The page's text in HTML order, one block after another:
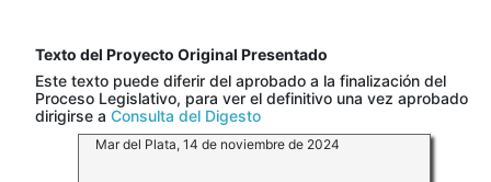
Texto del Proyecto Original Presentado
Este texto puede diferir del aprobado a la finalización del
Proceso Legislativo, para ver el definitivo una vez aprobado
dirigirse a Consulta del Digesto
Mar del Plata, 14 de noviembre de 2024